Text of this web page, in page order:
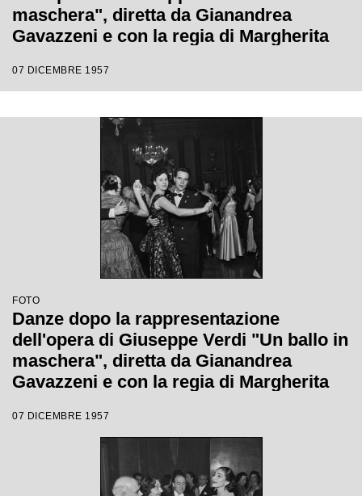
maschera", diretta da Gianandrea
Gavazzeni e con la regia di Margherita
inaugurata la stagione lirica 1957-1958
07 DICEMBRE 1957
FOTO
Danze dopo la rappresentazione
dell'opera di Giuseppe Verdi "Un ballo in
maschera", diretta da Gianandrea
Gavazzeni e con la regia di Margherita
inaugurata la stagione lirica 1957-1958
del Teatro alla Scala
07 DICEMBRE 1957